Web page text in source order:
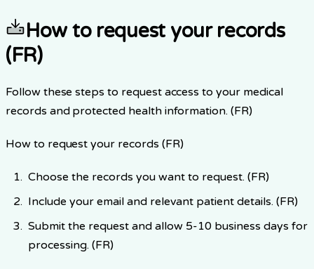
How to request your records
(FR)
Follow these steps to request access to your medical
records and protected health information. (FR)
How to request your records (FR)
Choose the records you want to request. (FR)
Include your email and relevant patient details. (FR)
Submit the request and allow 5-10 business days for
processing. (FR)